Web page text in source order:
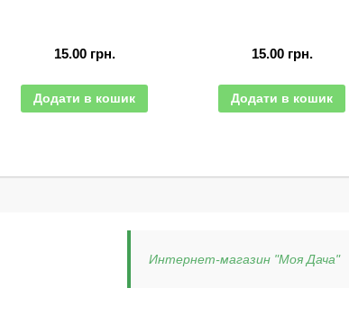
15.00 грн.
Додати в кошик
15.00 грн.
Додати в кошик
Интернет-магазин "Моя Дача"